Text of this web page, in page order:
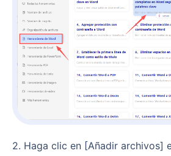
2. Haga clic en [Añadir archivos] en la esquina superi